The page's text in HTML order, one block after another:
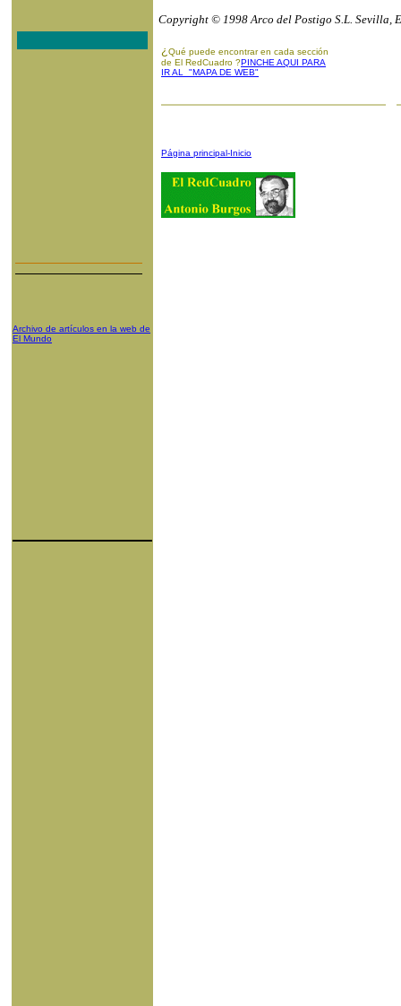
Archivo de artículos en la web de
El Mundo
Copyright © 1998 Arco del Postigo S.L. Sevilla,
¿ Qué puede encontrar en cada sección
de El RedCuadro ?PINCHE AQUI PARA
IR AL "MAPA DE WEB"
Página principal-Inicio